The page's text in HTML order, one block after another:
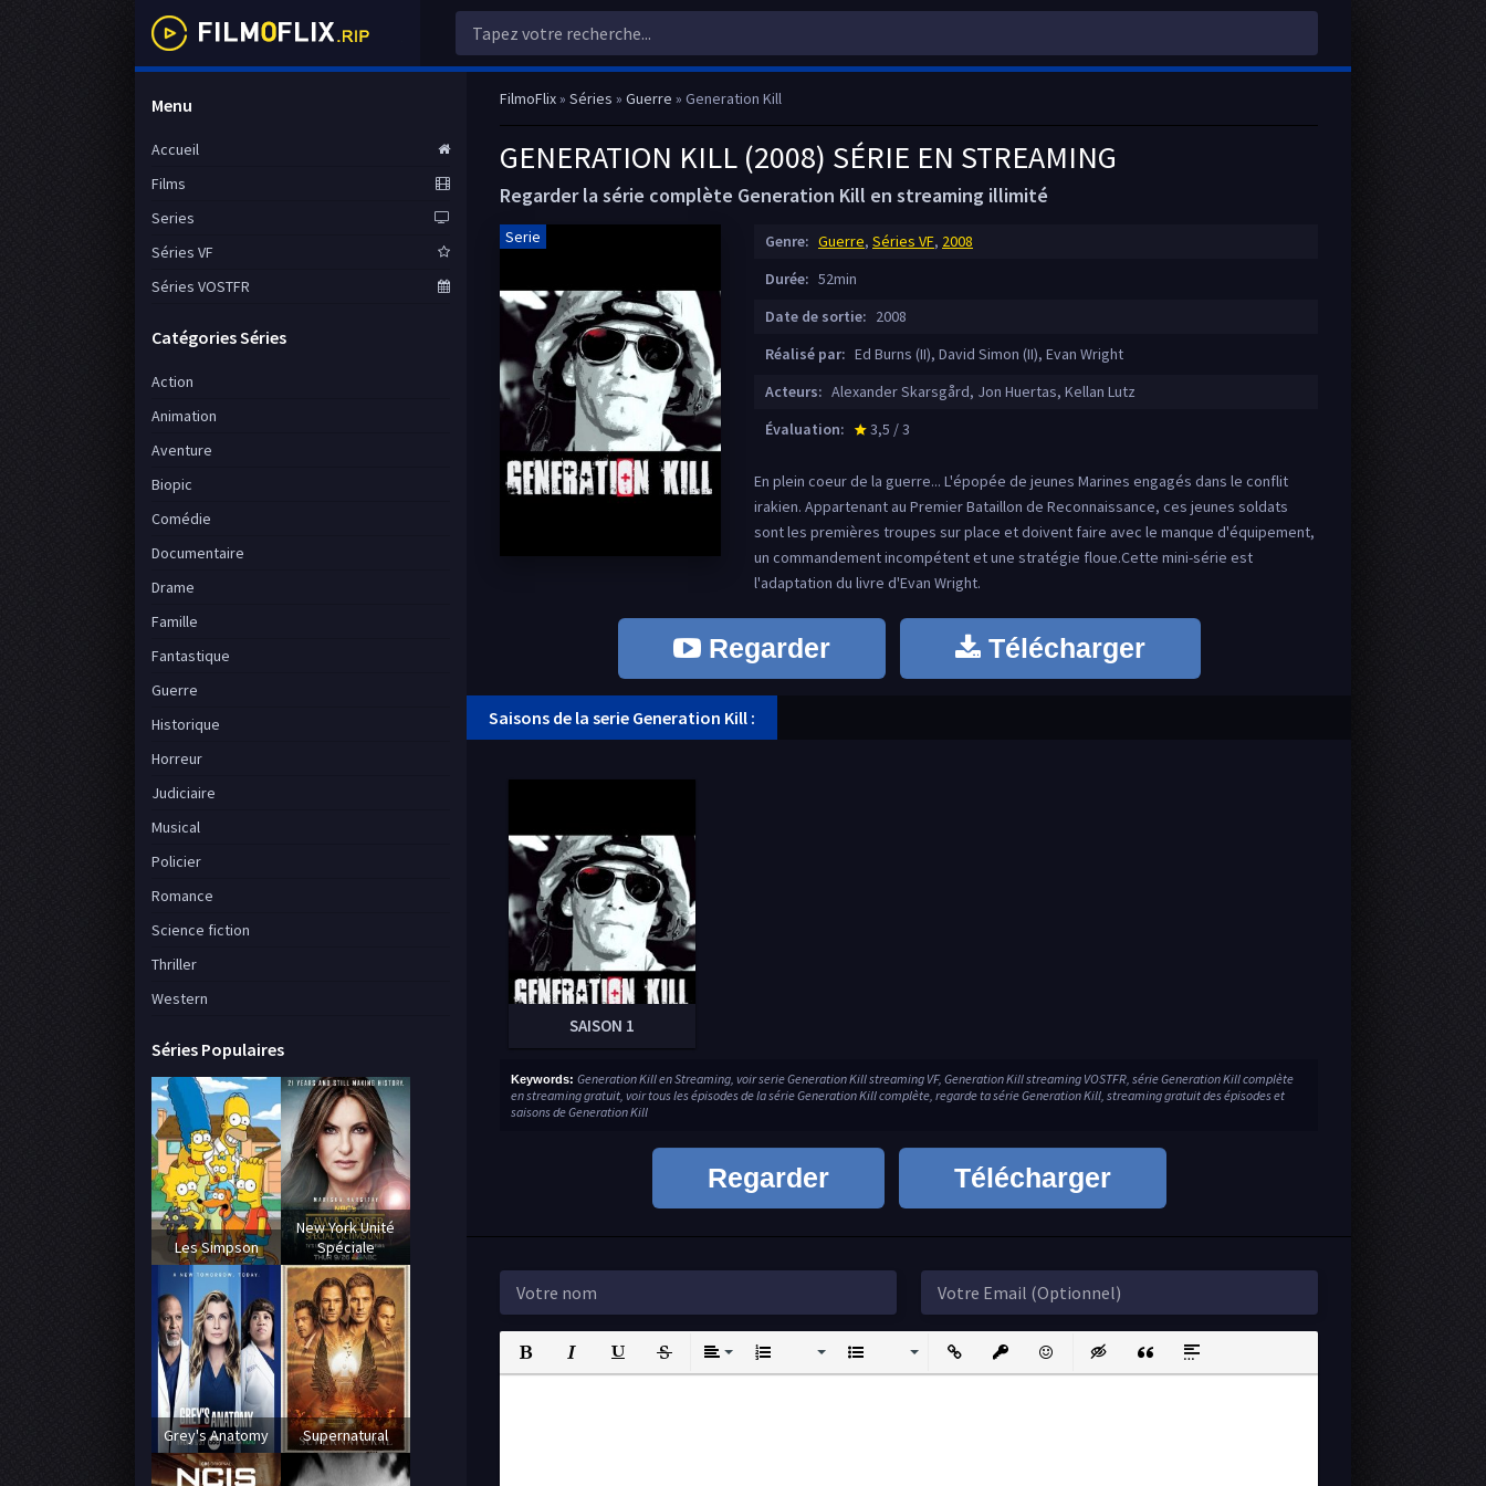
FilmoFlix» Séries » Guerre » Generation Kill
GENERATION KILL (2008) SÉRIE EN STREAMING
Regarder la série complète Generation Kill en streaming illimité
Serie Genre: Guerre, Séries VF, 2008
Durée: 52min
Date de sortie: 2008
Réalisé par: Ed Burns (II), David Simon (II), Evan Wright
Acteurs: Alexander Skarsgård, Jon Huertas, Kellan Lutz
Évaluation:
star_rate
3,5 / 3
En plein coeur de la guerre... L'épopée de jeunes Marines engagés dans le conflit
irakien. Appartenant au Premier Bataillon de Reconnaissance, ces jeunes soldats
sont les premières troupes sur place et doivent faire avec le manque d'équipement,
un commandement incompétent et une stratégie floue.Cette mini-série est
l'adaptation du livre d'Evan Wright.
Regarder Télécharger
Saisons de la serie Generation Kill :
SAISON 1
Keywords: Generation Kill en Streaming, voir serie Generation Kill streaming VF, Generation Kill streaming VOSTFR, série Generation Kill complète
en streaming gratuit, voir tous les épisodes de la série Generation Kill complète, regarde ta série Generation Kill, streaming gratuit des épisodes et
saisons de Generation Kill
Regarder Télécharger
Bold Italic UnderlineStrikethrough
AlignOrdered List Unordered ListInsert LinkInsert protected link
EmoticonsInsert hidden text
Insert QuoteInsert spoiler
Menu
Accueil
Films
Series
Séries VF
Séries VOSTFR
Catégories Séries
Action
Animation
Aventure
Biopic
Comédie
Documentaire
Drame
Famille
Fantastique
Guerre
Historique
Horreur
Judiciaire
Musical
Policier
Romance
Science fiction
Thriller
Western
Séries Populaires
Les Simpson
New York Unité
Spéciale
Grey's Anatomy Supernatural